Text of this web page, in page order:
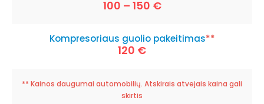
100 – 150 €
Kompresoriaus guolio pakeitimas**
120 €
** Kainos daugumai automobilių. Atskirais atvejais kaina gali
skirtis